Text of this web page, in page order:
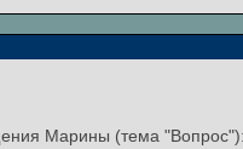
Марины (тема